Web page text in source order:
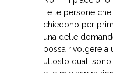
i e le persone
chiedono per
una delle
possa rivolgere a
uttosto quali